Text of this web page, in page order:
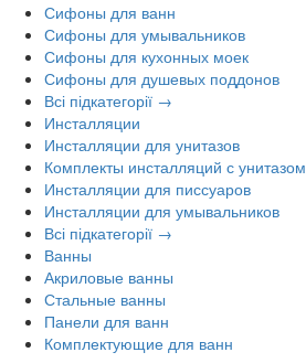
Сифоны для ванн
Сифоны для умывальников
Сифоны для кухонных моек
Сифоны для душевых поддонов
Всі підкатегорії →
Инсталляции
Инсталляции для унитазов
Комплекты инсталляций с унитазом
Инсталляции для писсуаров
Инсталляции для умывальников
Всі підкатегорії →
Ванны
Акриловые ванны
Стальные ванны
Панели для ванн
Комплектующие для ванн